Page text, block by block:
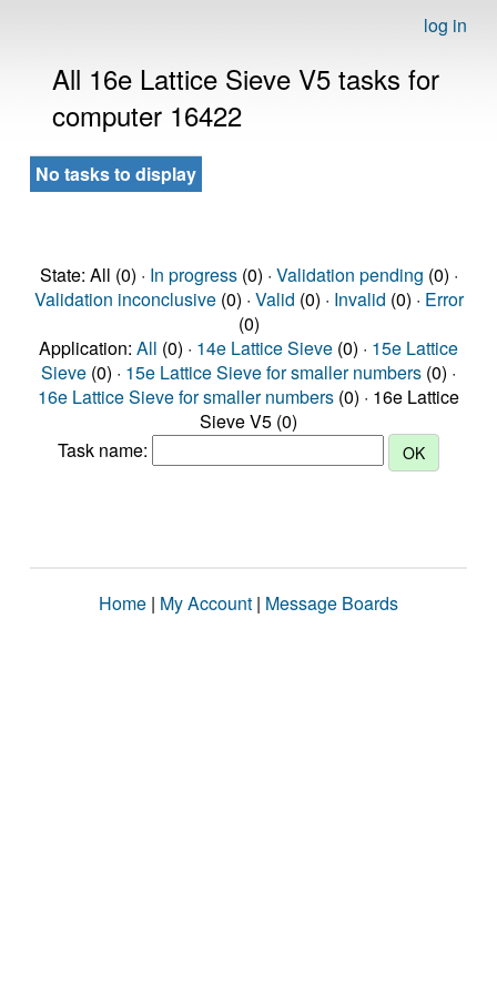
log in
All 16e Lattice Sieve V5 tasks for
computer 16422
No tasks to display
State: All (0) · In progress(0) · Validation pending (0) ·
Validation inconclusive(0) · Valid (0) · Invalid (0) · Error
(0)
Application: All (0) · 14e Lattice Sieve (0) · 15e Lattice
Sieve (0) · 15e Lattice Sieve for smaller numbers (0) ·
16e Lattice Sieve for smaller numbers (0) · 16e Lattice
Sieve V5 (0)
Task name:
Home | My Account | Message Boards